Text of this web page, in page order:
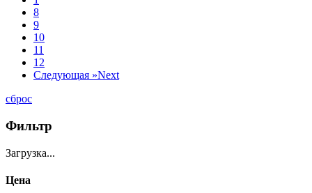
8
9
10
11
12
Следующая »Next
сброс
Фильтр
Загрузка...
Цена